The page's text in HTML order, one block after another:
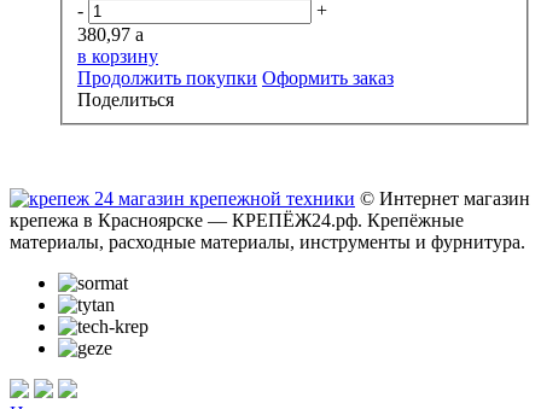
-
+
380,97 a
в корзину
Продолжить покупки Оформить заказ
Поделиться
© Интернет магазин
крепежа в Красноярске — КРЕПЁЖ24.рф. Крепёжные
материалы, расходные материалы, инструменты и фурнитура.